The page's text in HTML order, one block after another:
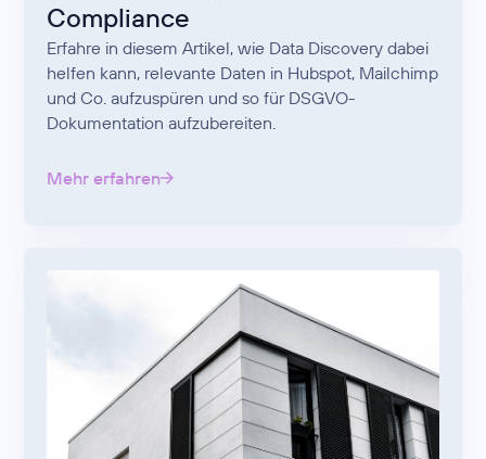
Compliance
Erfahre in diesem Artikel, wie Data Discovery dabei
helfen kann, relevante Daten in Hubspot, Mailchimp
und Co. aufzuspüren und so für DSGVO-
Dokumentation aufzubereiten.
Mehr erfahren